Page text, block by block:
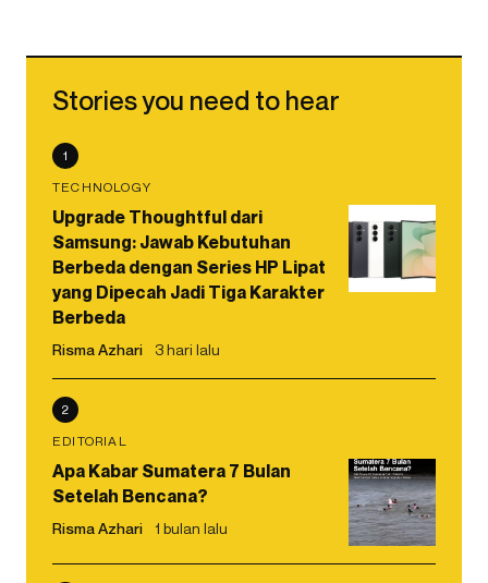
Stories you need to hear
1
TECHNOLOGY
Upgrade Thoughtful dari
Samsung: Jawab Kebutuhan
Berbeda dengan Series HP Lipat
yang Dipecah Jadi Tiga Karakter
Berbeda
Risma Azhari 3 hari lalu
2
EDITORIAL
Apa Kabar Sumatera 7 Bulan
Setelah Bencana?
Risma Azhari 1 bulan lalu